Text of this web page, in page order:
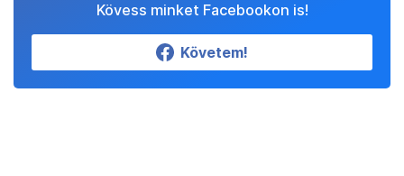
Kövess minket Facebookon is!
Követem!